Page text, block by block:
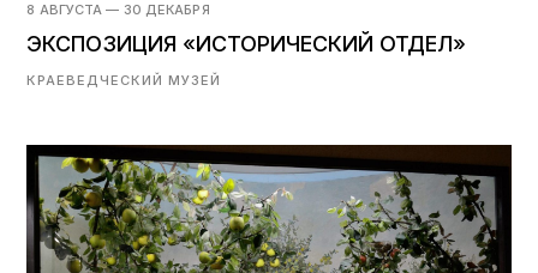
8 АВГУСТА — 30 ДЕКАБРЯ
ЭКСПОЗИЦИЯ «ИСТОРИЧЕСКИЙ ОТДЕЛ»
КРАЕВЕДЧЕСКИЙ МУЗЕЙ